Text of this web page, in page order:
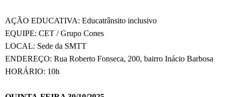
AÇÃO EDUCATIVA: Educatrânsito inclusivo
EQUIPE: CET / Grupo Cones
LOCAL: Sede da SMTT
ENDEREÇO: Rua Roberto Fonseca, 200, bairro Inácio Barbosa
HORÁRIO: 10h